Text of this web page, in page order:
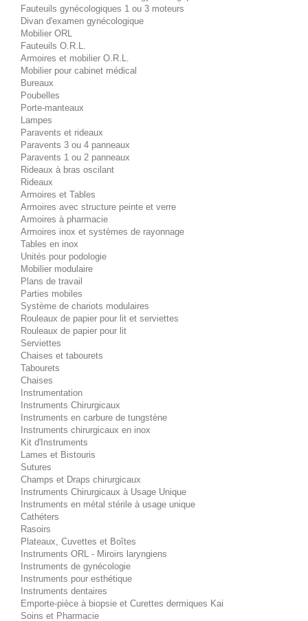
Fauteuils gynécologiques 1 ou 3 moteurs
Divan d'examen gynécologique
Mobilier ORL
Fauteuils O.R.L.
Armoires et mobilier O.R.L.
Mobilier pour cabinet médical
Bureaux
Poubelles
Porte-manteaux
Lampes
Paravents et rideaux
Paravents 3 ou 4 panneaux
Paravents 1 ou 2 panneaux
Rideaux à bras oscilant
Rideaux
Armoires et Tables
Armoires avec structure peinte et verre
Armoires à pharmacie
Armoires inox et systèmes de rayonnage
Tables en inox
Unités pour podologie
Mobilier modulaire
Plans de travail
Parties mobiles
Système de chariots modulaires
Rouleaux de papier pour lit et serviettes
Rouleaux de papier pour lit
Serviettes
Chaises et tabourets
Tabourets
Chaises
Instrumentation
Instruments Chirurgicaux
Instruments en carbure de tungstène
Instruments chirurgicaux en inox
Kit d'Instruments
Lames et Bistouris
Sutures
Champs et Draps chirurgicaux
Instruments Chirurgicaux à Usage Unique
Instruments en métal stérile à usage unique
Cathéters
Rasoirs
Plateaux, Cuvettes et Boîtes
Instruments ORL - Miroirs laryngiens
Instruments de gynécologie
Instruments pour esthétique
Instruments dentaires
Emporte-pièce à biopsie et Curettes dermiques Kai
Soins et Pharmacie